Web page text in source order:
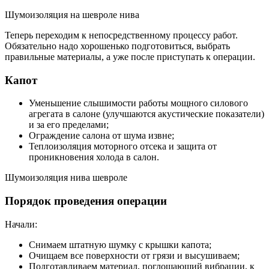
Шумоизоляция на шевроле нива
Теперь переходим к непосредственному процессу работ.
Обязательно надо хорошенько подготовиться, выбрать
правильные материалы, а уже после приступать к операции.
Капот
Уменьшение слышимости работы мощного силового
агрегата в салоне (улучшаются акустические показатели)
и за его пределами;
Ограждение салона от шума извне;
Теплоизоляция моторного отсека и защита от
проникновения холода в салон.
Шумоизоляция нива шевроле
Порядок проведения операции
Начали:
Снимаем штатную шумку с крышки капота;
Очищаем все поверхности от грязи и высушиваем;
Подготавливаем материал, поглощающий вибрации, к